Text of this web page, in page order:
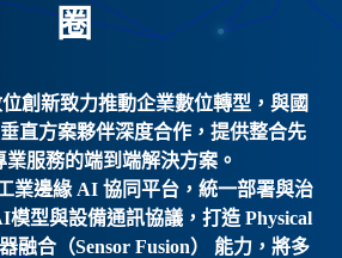
圈
創新致力推動企業數位轉型，與國
直方案夥伴深度合作，提供整合先
業服務的端到端解決方案。
業邊緣 AI 協同平台 ，統一部署與治
模型與設備通訊協議，打造 Physical
融合（Sensor Fusion）
能力，將多